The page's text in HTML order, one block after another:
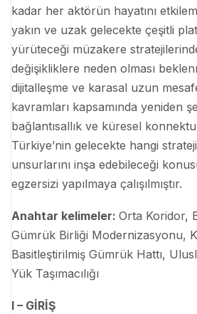
kadar her aktörün hayatını
yakın ve uzak gelecekte çeşitli
yürüteceği müzakere
değişikliklere neden olması
dijitalleşme ve karasal uzun mesafe
kavramları kapsamında yeniden
bağlantısallık ve küresel
Türkiye’nin gelecekte hangi
unsurlarını inşa edebileceği
egzersizi yapılmaya çalışılmıştır.
Anahtar kelimeler: Orta Koridor,
Gümrük Birliği Modernizasyonu,
Basitleştirilmiş Gümrük Hattı,
Yük Taşımacılığı
I – GİRİŞ